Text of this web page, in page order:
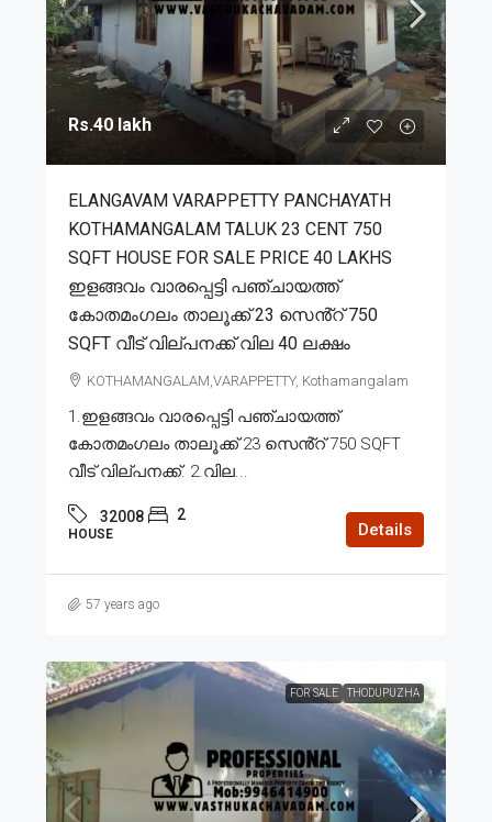
Rs.40 lakh
ELANGAVAM VARAPPETTY PANCHAYATH
KOTHAMANGALAM TALUK 23 CENT 750
SQFT HOUSE FOR SALE PRICE 40 LAKHS
ഇളങ്ങവം വാരപ്പെട്ടി പഞ്ചായത്ത്
കോതമംഗലം താലൂക്ക് 23 സെൻ്റ് 750
SQFT വീട് വില്പനക്ക് വില 40 ലക്ഷം
KOTHAMANGALAM,VARAPPETTY, Kothamangalam
1.ഇളങ്ങവം വാരപ്പെട്ടി പഞ്ചായത്ത്
കോതമംഗലം താലൂക്ക് 23 സെൻ്റ് 750 SQFT
വീട് വില്പനക്ക്. 2.വില...
32008 2
HOUSE Details
57 years ago
FOR SALE THODUPUZHA